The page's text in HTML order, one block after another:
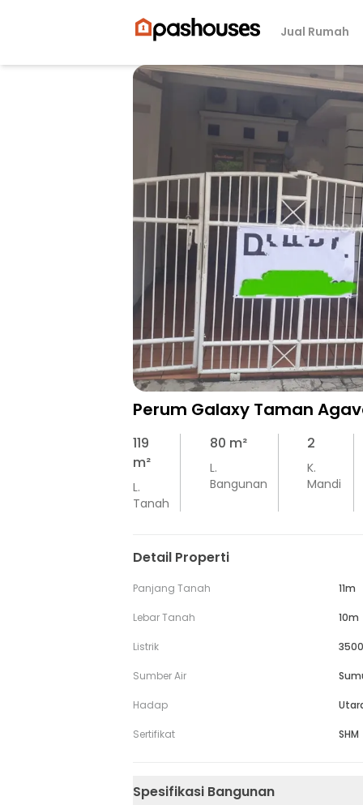
Jual Rumah
Perum Galaxy Taman
119
m²
L.
Tanah
80 m²
L.
Bangunan
2
K.
Mandi
Detail Properti
Panjang Tanah 11m
Lebar Tanah 10m
Listrik
Sumber Air
Hadap
Sertifikat SHM
Spesifikasi Bangunan